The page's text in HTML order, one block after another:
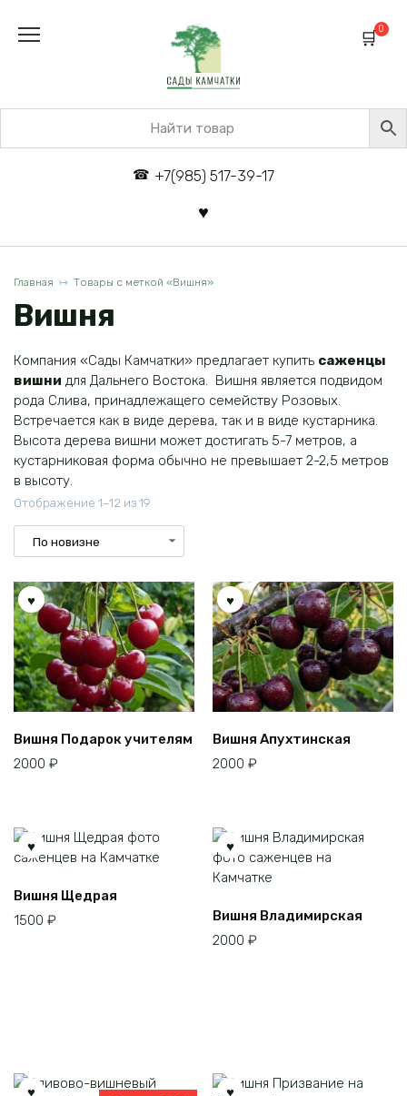
+7(985) 517-39-17
0
Главная Товары с меткой «Вишня»
Вишня
Компания «Сады Камчатки» предлагает купить саженцы
вишни для Дальнего Востока. Вишня является подвидом
рода Слива, принадлежащего семейству Розовых.
Встречается как в виде дерева, так и в виде кустарника.
Высота дерева вишни может достигать 5-7 метров, а
кустарниковая форма обычно не превышает 2-2,5 метров
в высоту.
Отображение 1–12 из 19
недавние
Вишня Подарок учителям
2000 ₽
Вишня Апухтинская
2000 ₽
Вишня Щедрая
1500 ₽
Вишня Владимирская
2000 ₽